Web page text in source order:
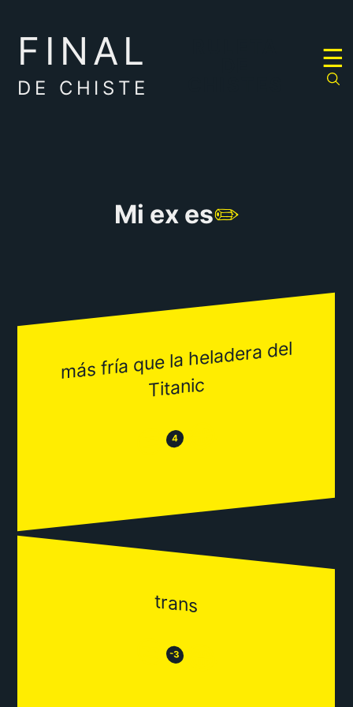
FINAL
DE CHISTE
☰
Mi ex es✏️
más fría que la heladera del
Titanic
😒 4 😂
trans
😒 -3 😂